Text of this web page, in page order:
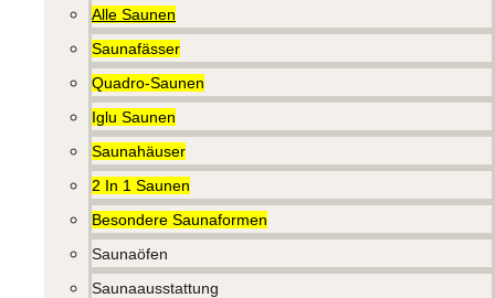
Alle Saunen
Saunafässer
Quadro-Saunen
Iglu Saunen
Saunahäuser
2 In 1 Saunen
Besondere Saunaformen
Saunaöfen
Saunaausstattung